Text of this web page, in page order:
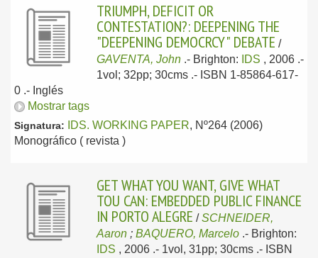
TRIUMPH, DEFICIT OR
CONTESTATION?: DEEPENING THE
"DEEPENING DEMOCRCY" DEBATE /
GAVENTA, John .- Brighton: IDS , 2006 .-
1vol; 32pp; 30cms .- ISBN 1-85864-617-
0 .- Inglés
Mostrar tags
Signatura: IDS. WORKING PAPER, Nº264 (2006)
Monográfico ( revista )
GET WHAT YOU WANT, GIVE WHAT
TOU CAN: EMBEDDED PUBLIC FINANCE
IN PORTO ALEGRE /SCHNEIDER,
Aaron ; BAQUERO, Marcelo .- Brighton:
IDS , 2006 .- 1vol, 31pp; 30cms .- ISBN